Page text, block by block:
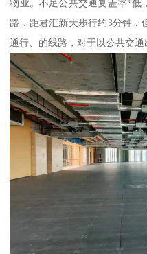
物业。不足公共交通复盖率*低
路，距君汇新天步行约3分钟，
通行、的线路，对于以公共交通